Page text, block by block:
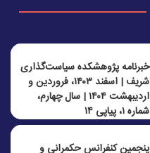
خبرنامه پژوهشکده سیاست‌گذاری
شریف | اسفند ۱۴۰۳، فروردین و
اردیبهشت ۱۴۰۴ | سال چهارم،
شماره ۱، پیاپی ۱۴
پنجمين كنفرانس حكمرانی و